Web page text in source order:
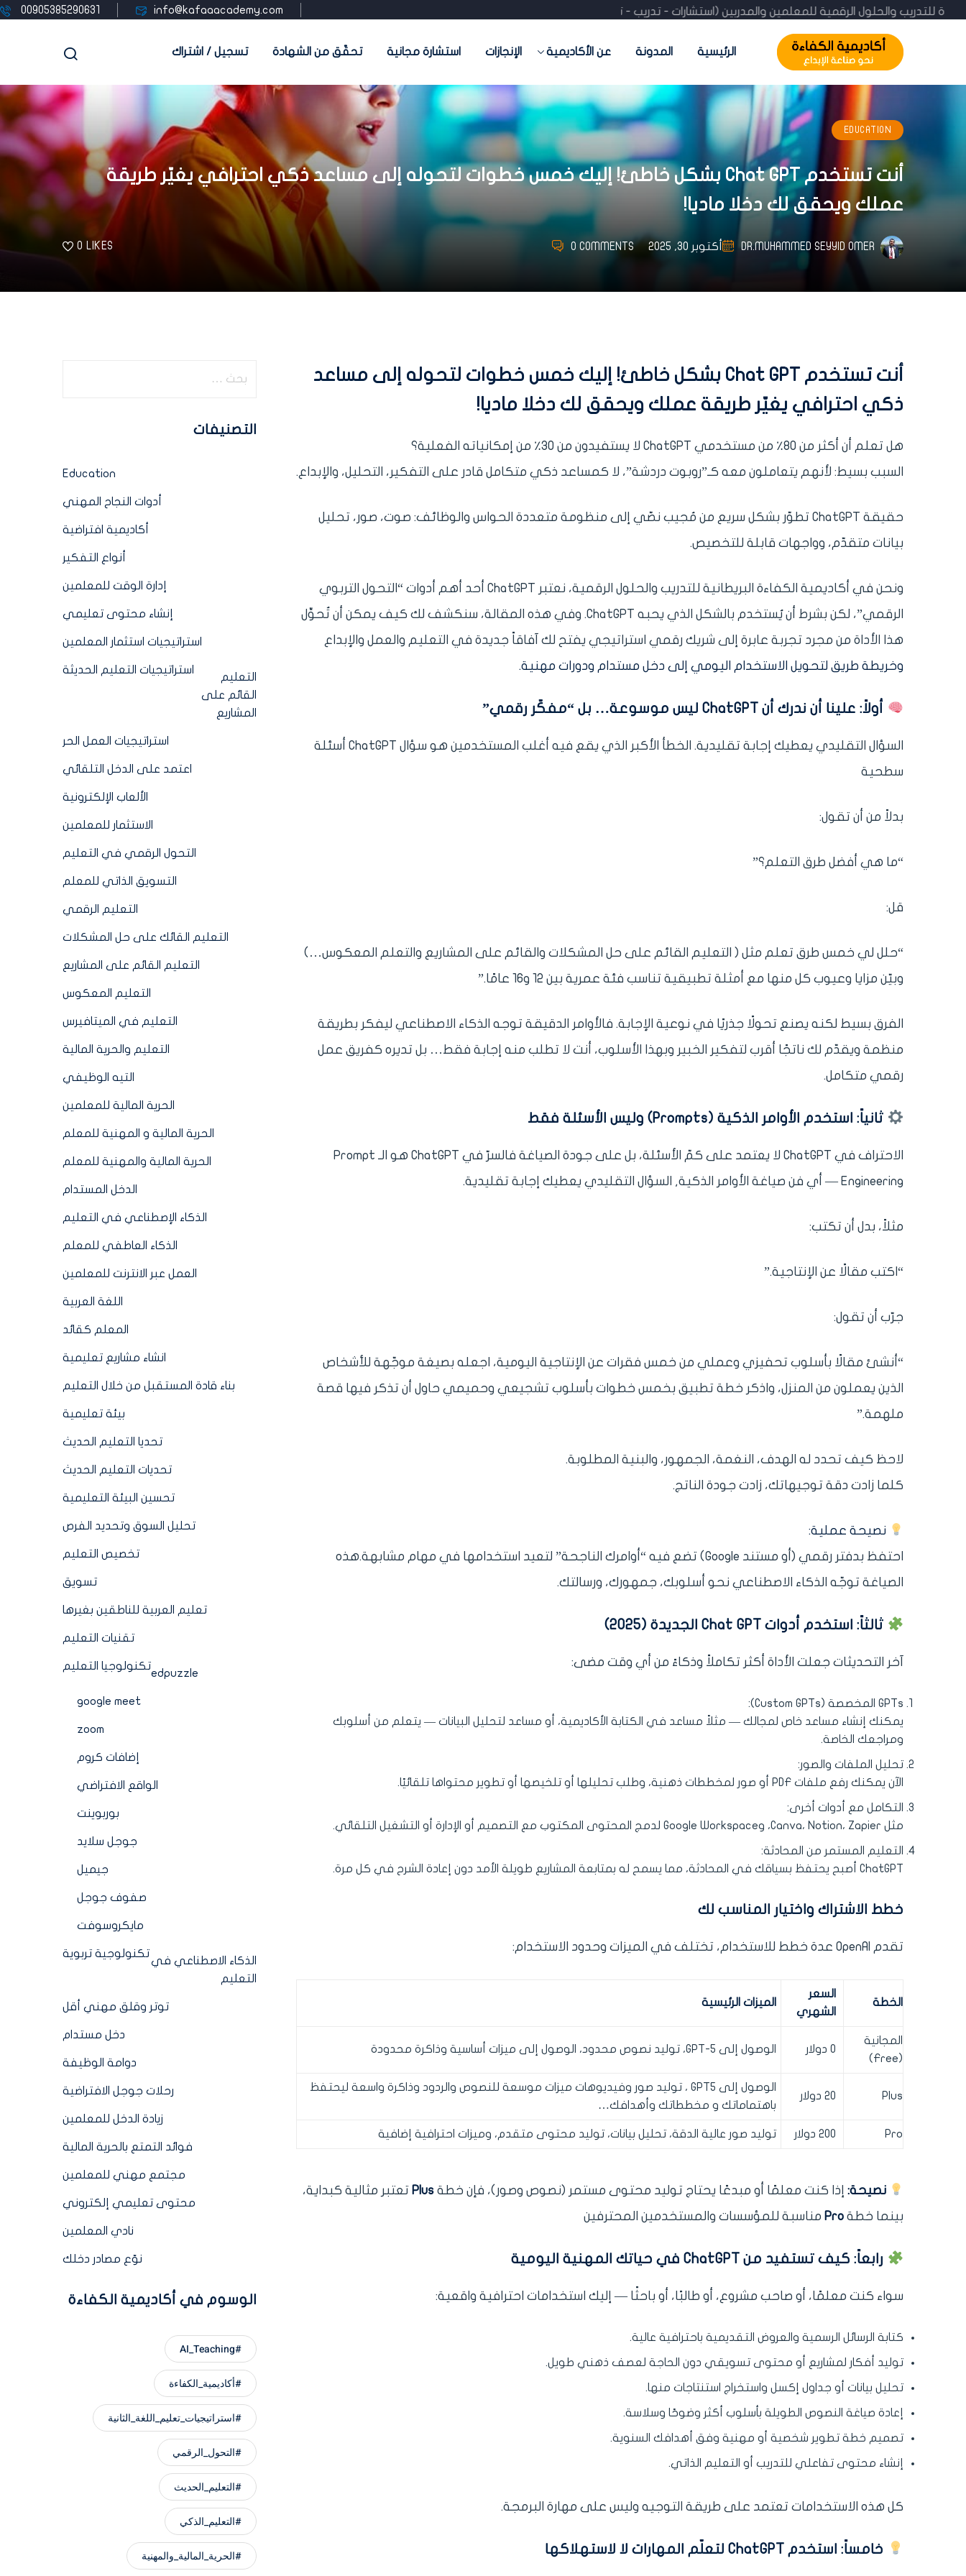
الكفاءة للتدريب والحلول الرقمية للمعلمين والمدربين (استشارات - تدريب - تسويق- منصات جاهزة) احجز استشارتك المجانية info@kafaaacademy.com
00905385290631
الرئيسية المدونة عن الأكاديمية الإنجازات استشارة مجانية تحقّق من الشهادة تسجيل / اشتراك
EDUCATION
أنت تستخدم Chat GPT بشكل خاطئ! إليك خمس خطوات لتحوله إلى مساعد ذكي احترافي يغيّر طريقة
عملك ويحقق لك دخلا ماديا!
DR.MUHAMMED SEYYID OMER أكتوبر 30, 2025 0 COMMENTS
0 LIKES
أنت تستخدم Chat GPT بشكل خاطئ! إليك خمس خطوات لتحوله إلى مساعد
ذكي احترافي يغيّر طريقة عملك ويحقق لك دخلا ماديا!
هل تعلم أن أكثر من 80٪ من مستخدمي ChatGPT لا يستفيدون من 30٪ من إمكانياته الفعلية؟
السبب بسيط: لأنهم يتعاملون معه كـ”روبوت دردشة”، لا كمساعد ذكي متكامل قادر على التفكير، التحليل، والإبداع.
حقيقة ChatGPT تطوّر بشكل سريع من مُجيب نصّي إلى منظومة متعددة الحواس والوظائف: صوت، صور، تحليل
بيانات متقدّم، وواجهات قابلة للتخصيص.
ونحن في أكاديمية الكفاءة البريطانية للتدريب والحلول الرقمية، نعتبر ChatGPT أحد أهم أدوات “التحول التربوي
الرقمي”، لكن بشرط أن يُستخدم بالشكل الذي يحبه ChatGPT. وفي هذه المقالة، سنكشف لك كيف يمكن أن تُحوِّل
هذا الأداة من مجرد تجربة عابرة إلى شريك رقمي استراتيجي يفتح لك آفاقاً جديدة في التعليم والعمل والإبداع
وخريطة طريق لتحويل الاستخدام اليومي إلى دخل مستدام ودورات مهنية.
أولاً: علينا أن ندرك أن ChatGPT ليس موسوعة… بل “مفكّر رقمي”
السؤال التقليدي يعطيك إجابة تقليدية. الخطأ الأكبر الذي يقع فيه أغلب المستخدمين هو سؤال ChatGPT أسئلة
سطحية
بدلاً من أن تقول:
“ما هي أفضل طرق التعلم؟”
قل:
“حلل لي خمس طرق تعلم مثل ( التعليم القائم على حل المشكلات والقائم على المشاريع والتعلم المعكوس…)
وبيّن مزايا وعيوب كل منها مع أمثلة تطبيقية تناسب فئة عمرية بين 12 و16 عامًا.”
الفرق بسيط لكنه يصنع تحولًا جذريًا في نوعية الإجابة. فالأوامر الدقيقة توجه الذكاء الاصطناعي ليفكر بطريقة
منظمة ويقدّم لك ناتجًا أقرب لتفكير الخبير وبهذا الأسلوب، أنت لا تطلب منه إجابة فقط… بل تديره كفريق عمل
رقمي متكامل.
ثانياً: استخدم الأوامر الذكية (Prompts) وليس الأسئلة فقط
الاحتراف في ChatGPT لا يعتمد على كمّ الأسئلة، بل على جودة الصياغة فالسرّ في ChatGPT هو الـ Prompt
Engineering — أي فن صياغة الأوامر الذكية, السؤال التقليدي يعطيك إجابة تقليدية.
مثلاً، بدل أن تكتب:
“اكتب مقالًا عن الإنتاجية.”
جرّب أن تقول:
“أنشئ مقالًا بأسلوب تحفيزي وعملي من خمس فقرات عن الإنتاجية اليومية، اجعله بصيغة موجّهة للأشخاص
الذين يعملون من المنزل، واذكر خطة تطبيق بخمس خطوات بأسلوب تشجيعي وحميمي حاول أن تذكر فيها قصة
ملهمة.”
لاحظ كيف تحدد له الهدف، النغمة، الجمهور، والبنية المطلوبة.
كلما زادت دقة توجيهاتك، زادت جودة الناتج.
نصيحة عملية:
احتفظ بدفتر رقمي (أو مستند Google) تضع فيه “أوامرك الناجحة” لتعيد استخدامها في مهام مشابهة.هذه
الصياغة توجّه الذكاء الاصطناعي نحو أسلوبك، جمهورك، ورسالتك.
ثالثاً: استخدم أدوات Chat GPT الجديدة (2025)
آخر التحديثات جعلت الأداة أكثر تكاملاً وذكاءً من أي وقت مضى:
GPTs المخصصة (Custom GPTs):
يمكنك إنشاء مساعد خاص لمجالك — مثلاً مساعد في الكتابة الأكاديمية، أو مساعد لتحليل البيانات — يتعلم من أسلوبك
ومراجعك الخاصة.
تحليل الملفات والصور:
الآن يمكنك رفع ملفات PDF أو صور لمخططات ذهنية، وطلب تحليلها أو تلخيصها أو تطوير محتواها تلقائيًا.
التكامل مع أدوات أخرى:
مثل Canva، Notion، Zapier، وGoogle Workspace لدمج المحتوى المكتوب مع التصميم أو الإدارة أو التشغيل التلقائي.
التعليم المستمر من المحادثة:
ChatGPT أصبح يحتفظ بسياقك في المحادثة، مما يسمح له بمتابعة المشاريع طويلة الأمد دون إعادة الشرح في كل مرة.
خطط الاشتراك واختيار المناسب لك
تقدم OpenAI عدة خطط للاستخدام، تختلف في الميزات وحدود الاستخدام:
الخطة
السعر
الشهري
الميزات الرئيسية
المجانية
(Free)
0 دولار الوصول إلى GPT-5، توليد نصوص محدود، الوصول إلى ميزات أساسية وذاكرة محدودة
Plus 20 دولار
الوصول إلى GPT5 ، توليد صور وفيديوهات ميزات موسعة للنصوص والردود وذاكرة واسعة ليحتفظ
باهتماماتك و مخططاتك وأهدافك…
Pro 200 دولار توليد صور عالية الدقة، تحليل بيانات، توليد محتوى متقدم، وميزات احترافية إضافية
نصيحة: إذا كنت معلمًا أو مبدعًا يحتاج توليد محتوى مستمر (نصوص وصور)، فإن خطةPlus تعتبر مثالية كبداية،
بينما خطة Pro مناسبة للمؤسسات والمستخدمين المحترفين
رابعاً: كيف تستفيد من ChatGPT في حياتك المهنية اليومية
سواء كنت معلمًا، أو صاحب مشروع، أو طالبًا، أو باحثًا — إليك استخدامات احترافية واقعية:
كتابة الرسائل الرسمية والعروض التقديمية باحترافية عالية.
توليد أفكار لمشاريع أو محتوى تسويقي دون الحاجة لعصف ذهني طويل.
تحليل بيانات أو جداول إكسل واستخراج استنتاجات منها.
إعادة صياغة النصوص الطويلة بأسلوب أكثر وضوحًا وسلاسة.
تصميم خطة تطوير شخصية أو مهنية وفق أهدافك السنوية.
إنشاء محتوى تفاعلي للتدريب أو التعليم الذاتي.
كل هذه الاستخدامات تعتمد على طريقة التوجيه وليس على مهارة البرمجة.
خامساً: استخدم ChatGPT لتعلّم المهارات لا لاستهلاكها
التصنيفات
Education
أدوات النجاح المهني
أكاديمية افتراضية
أنواع التفكير
إدارة الوقت للمعلمين
إنشاء محتوى تعليمي
استراتيجيات استثمار المعلمين
استراتيجيات التعليم الحديثة
التعليم
القائم على
المشاريع
استراتيجيات العمل الحر
اعتمد على الدخل التلقائي
الألعاب الإلكترونية
الاستثمار للمعلمين
التحول الرقمي في التعليم
التسويق الذاتي للمعلم
التعليم الرقمي
التعليم القائك على حل المشكلات
التعليم القائم على المشاريع
التعليم المعكوس
التعليم في الميتافيرس
التعليم والحرية المالية
التيه الوظيفي
الحرية المالية للمعلمين
الحرية المالية و المهنية للمعلم
الحرية المالية والمهنية للمعلم
الدخل المستدام
الذكاء الإصطناعي في التعليم
الذكاء العاطفي للمعلم
العمل عبر الانترنت للمعلمين
اللغة العربية
المعلم كقائد
انشاء مشاريع تعليمية
بناء قادة المستقبل من خلال التعليم
بيئة تعليمية
تحديا التعليم الحديث
تحديات التعليم الحديث
تحسين البيئة التعليمية
تحليل السوق وتحديد الفرص
تخصيص التعليم
تسويق
تعليم العربية للناطقين بغيرها
تقنيات التعليم
تكنولوجيا التعليم
edpuzzle
google meet
zoom
إضافات كروم
الواقع الافتراضي
بوربوينت
جوجل سلايد
جيميل
صفوف جوجل
مايكروسوفت
تكنولوجية تربوية
الذكاء الاصطناعي في
التعليم
توتر وقلق مهني أقل
دخل مستدام
دوامة الوظيفة
رحلات جوجل الافتراضية
زيادة الدخل للمعلمين
فوائد التمتع بالحرية المالية
مجتمع مهني للمعلمين
محتوى تعليمي إلكتروني
نادي المعلمين
نوّع مصادر دخلك
الوسوم في أكاديمية الكفاءة
#AI_Teaching
#أكاديمية_الكفاءة
#استراتيجيات_تعليم_اللغة_الثانية
#التحول_الرقمي
#التعليم_الحديث
#التعليم_الذكي
#الحرية_المالية_والمهنية